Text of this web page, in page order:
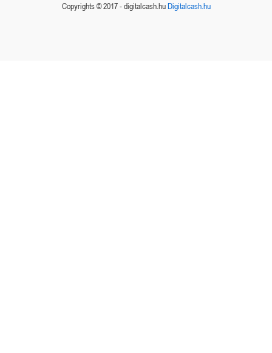
Copyrights © 2017 - digitalcash.huDigitalcash.hu